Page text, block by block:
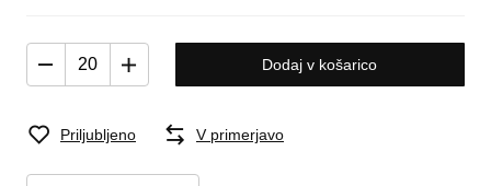
Dodaj v košarico
Priljubljeno V primerjavo